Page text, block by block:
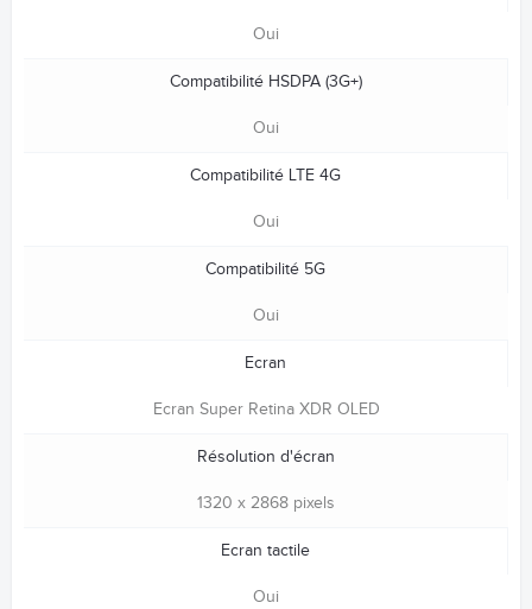
Oui
Compatibilité HSDPA (3G+)
Oui
Compatibilité LTE 4G
Oui
Compatibilité 5G
Oui
Ecran
Ecran Super Retina XDR OLED
Résolution d'écran
1320 x 2868 pixels
Ecran tactile
Oui